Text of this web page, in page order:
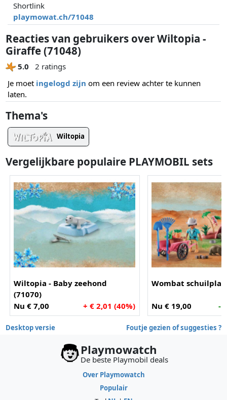
Shortlink
playmowat.ch/71048
Reacties van gebruikers over Wiltopia -
Giraffe (71048)
5.0
2 ratings
Je moet ingelogd zijn om een review achter te kunnen
laten.
Thema's
Wiltopia
Vergelijkbare populaire PLAYMOBIL sets
Wiltopia - Baby zeehond
(71070)
Nu € 7,00
+ € 2,01 (40%)
Wombat
Nu € 19,00 -
Desktop versie Foutje gezien of suggesties ?
Playmowatch
De beste Playmobil deals
Over Playmowatch
Populair